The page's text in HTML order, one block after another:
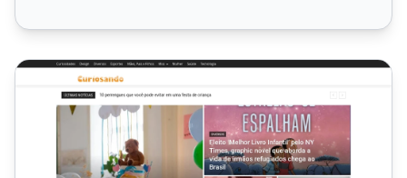
Programma di Affiliazione Curiosando